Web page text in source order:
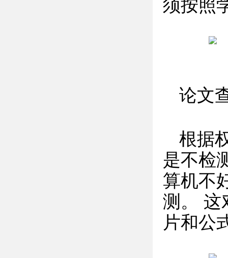
须按照
论文
根据
是不检
算机不
测。 这
片和公